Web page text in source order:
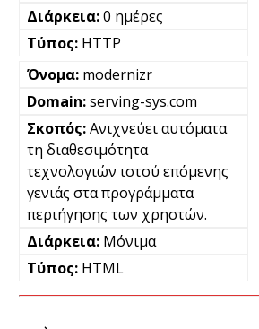
0 ημέρες
HTTP
modernizr
serving-sys.com
Ανιχνεύει αυτόματα
τη διαθεσιμότητα
τεχνολογιών ιστού επόμενης
γενιάς στα προγράμματα
περιήγησης των χρηστών.
Μόνιμα
HTML